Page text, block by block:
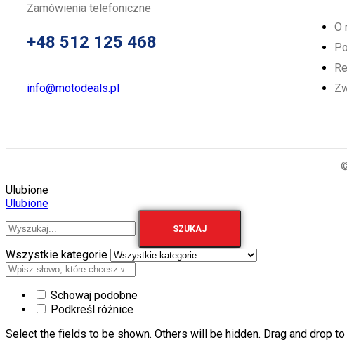
Zamówienia telefoniczne
+48 512 125 468
info@motodeals.pl
O
Ulubione
Ulubione
SZUKAJ
Wszystkie kategorie
Schowaj podobne
Podkreśl różnice
Select the fields to be shown. Others will be hidden. Drag and drop to